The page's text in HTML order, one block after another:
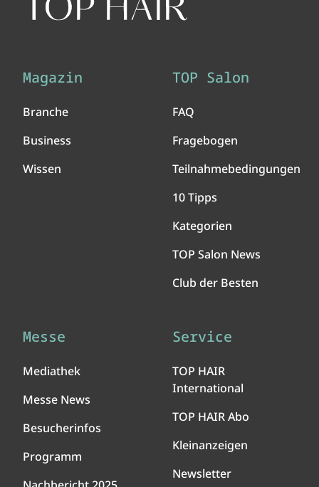
Magazin
Branche
Business
Wissen
TOP Salon
FAQ
Fragebogen
Teilnahmebedingungen
10 Tipps
Kategorien
TOP Salon News
Club der Besten
Messe
Mediathek
Messe News
Besucherinfos
Programm
Service
TOP HAIR
International
TOP HAIR Abo
Kleinanzeigen
Newsletter